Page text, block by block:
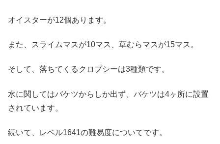
オイスターが12個あります。
また、スライムマスが10マス、草むらマスが15マス。
そして、落ちてくるクロプシーは3種類です。
水に関してはバケツからしか出ず、バケツは4ヶ所に設置
されています。
続いて、レベル1641の難易度についてです。